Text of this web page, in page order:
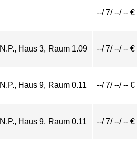
--/ 7/ --/ -- €
N.P., Haus 3, Raum 1.09 --/ 7/ --/ -- €
N.P., Haus 9, Raum 0.11 --/ 7/ --/ -- €
N.P., Haus 9, Raum 0.11 --/ 7/ --/ -- €